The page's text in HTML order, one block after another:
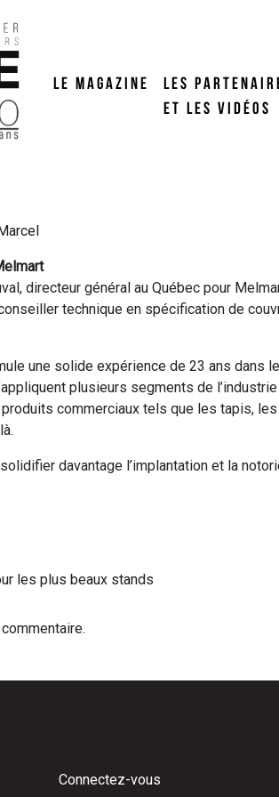
LE MAGAZINE
LES
ET LES VIDÉOS
Marcel
directeur général au Québec pour
technique en spécification de
une solide expérience de 23 ans dans
plusieurs segments de
commerciaux tels que les tapis,
davantage l’implantation et la
les plus beaux stands
Connectez-vous